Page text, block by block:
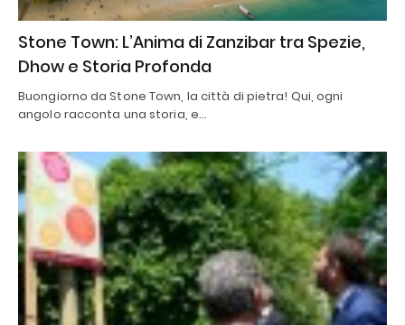
Stone Town: L’Anima di Zanzibar tra Spezie,
Dhow e Storia Profonda
Buongiorno da Stone Town, la città di pietra! Qui, ogni
angolo racconta una storia, e…